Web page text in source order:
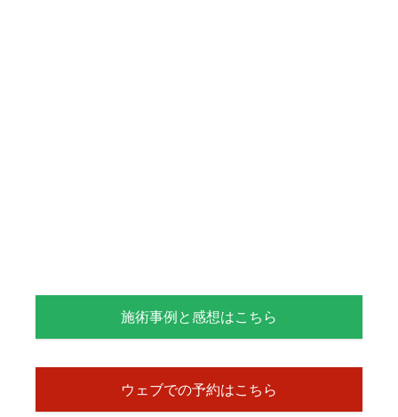
施術事例と感想はこちら
ウェブでの予約はこちら